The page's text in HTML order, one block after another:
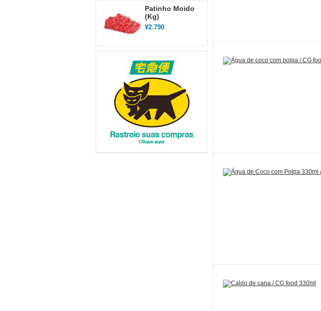
Patinho Moido
(Kg)
¥2.790